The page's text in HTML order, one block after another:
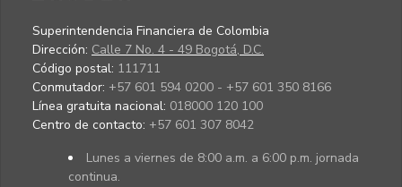
Superintendencia Financiera de Colombia
Dirección: Calle 7 No. 4 - 49 Bogotá, D.C.
Código postal: 111711
Conmutador: +57 601 594 0200 - +57 601 350 8166
Línea gratuita nacional: 018000 120 100
Centro de contacto: +57 601 307 8042
Lunes a viernes de 8:00 a.m. a 6:00 p.m. jornada
continua.